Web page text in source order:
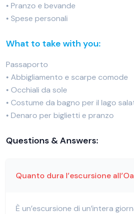
• Pranzo e bevande
• Spese personali
What to take with you:
Passaporto
• Abbigliamento e scarpe comode
• Occhiali da sole
• Costume da bagno per il lago
• Denaro per biglietti e pranzo
Questions & Answers:
Quanto dura l’escursione
È un’escursione di un’intera